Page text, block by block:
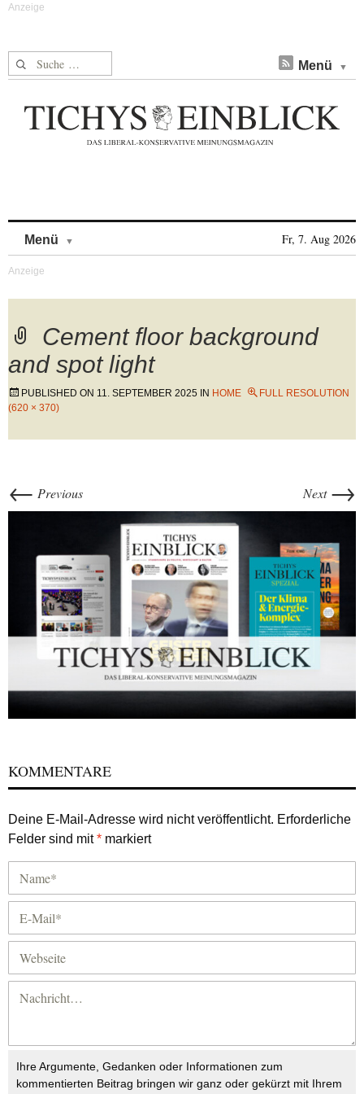
Suche nach: Menü
Menü Fr, 7. Aug 2026
Cement floor background
and spot light
PUBLISHED ON 11. SEPTEMBER 2025 IN HOME
FULL RESOLUTION
(620 × 370)
← Previous Next →
KOMMENTARE
Deine E-Mail-Adresse wird nicht veröffentlicht. Erforderliche
Felder sind mit* markiert
Ihre Argumente, Gedanken oder Informationen zum
kommentierten Beitrag bringen wir ganz oder gekürzt mit Ihrem